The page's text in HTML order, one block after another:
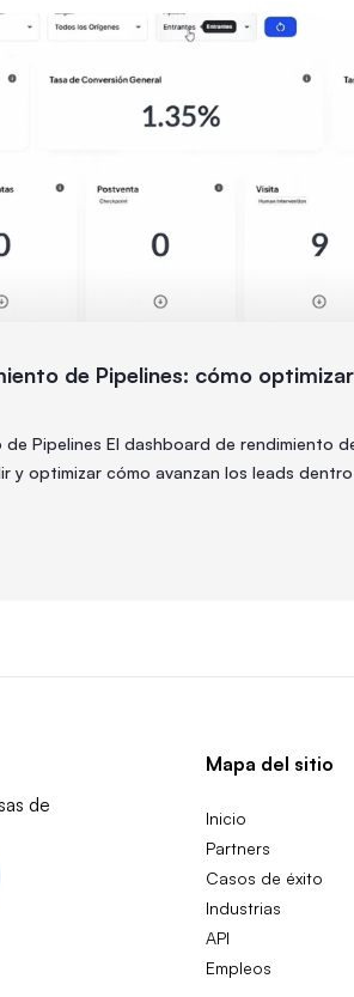
de Pipelines: cómo
Pipelines El dashboard de rendimiento
y optimizar cómo avanzan los leads
de
Mapa del sitio
Inicio
Partners
Casos de éxito
Industrias
API
Empleos